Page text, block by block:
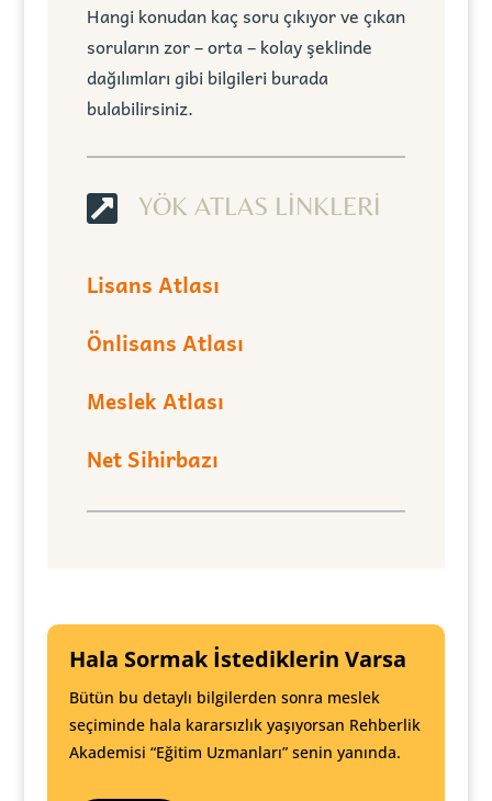
Hangi konudan kaç soru çıkıyor ve çıkan
soruların zor – orta – kolay şeklinde
dağılımları gibi bilgileri burada
bulabilirsiniz.
 YÖK ATLAS LİNKLERİ
Lisans Atlası
Önlisans Atlası
Meslek Atlası
Net Sihirbazı
Hala Sormak İstediklerin Varsa
Bütün bu detaylı bilgilerden sonra meslek
seçiminde hala kararsızlık yaşıyorsan Rehberlik
Akademisi “Eğitim Uzmanları” senin yanında.